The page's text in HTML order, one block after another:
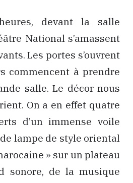
devant la salle
National s’amassent
Les portes s’ouvrent
commencent à prendre
salle. Le décor nous
On a en effet quatre
d’un immense voile
lampe de style oriental
» sur un plateau
sonore, de la musique